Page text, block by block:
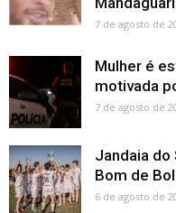
7 de agosto de
Mulher é
motivada
7 de agosto de
Jandaia do
Bom de
6 de agosto de